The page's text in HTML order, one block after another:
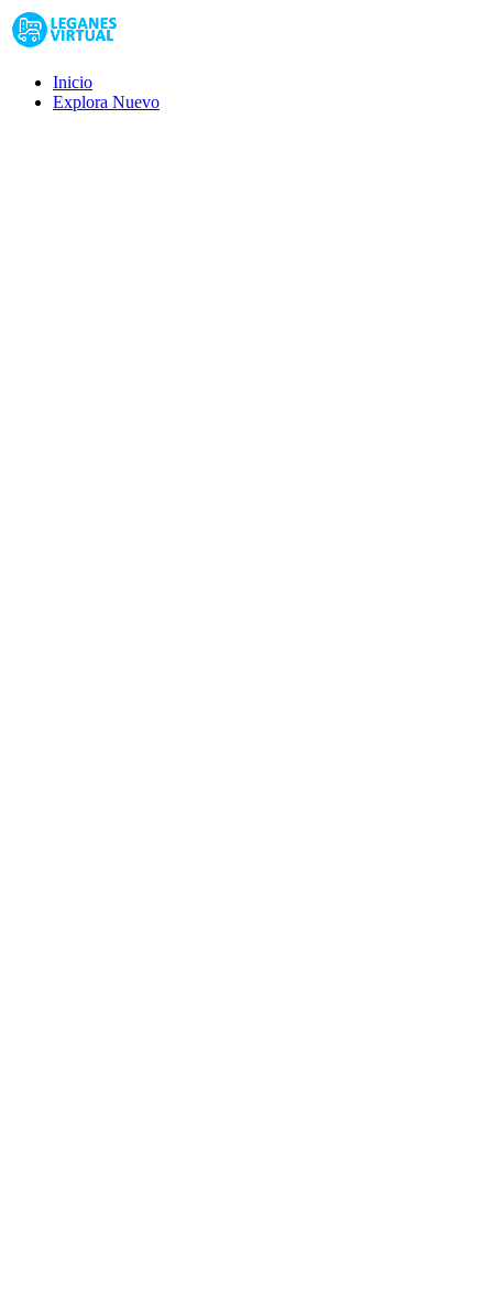
Inicio
Explora Nuevo